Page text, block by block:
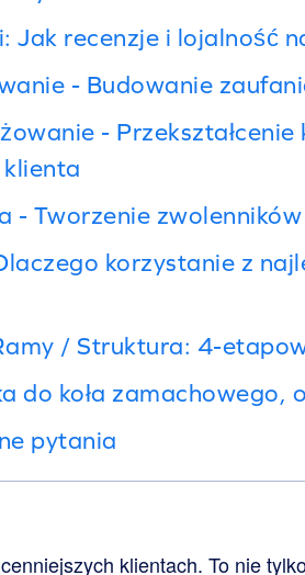
Jak recenzje i lojalność
- Budowanie
-
- Tworzenie
korzystanie z
/ Struktura: 4-
do koła zamachowego,
pytania
klientach. To nie